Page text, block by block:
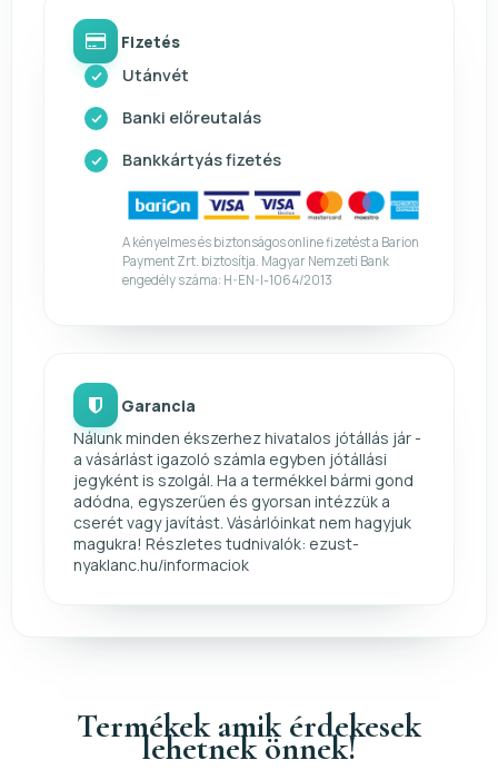
Fizetés
Utánvét
Banki előreutalás
Bankkártyás fizetés
A kényelmes és biztonságos online fizetést a Barion
Payment Zrt. biztosítja. Magyar Nemzeti Bank
engedély száma: H-EN-I-1064/2013
Garancia
Nálunk minden ékszerhez hivatalos jótállás jár -
a vásárlást igazoló számla egyben jótállási
jegyként is szolgál. Ha a termékkel bármi gond
adódna, egyszerűen és gyorsan intézzük a
cserét vagy javítást. Vásárlóinkat nem hagyjuk
magukra! Részletes tudnivalók: ezust-
nyaklanc.hu/informaciok
Termékek amik érdekesek
lehetnek önnek!